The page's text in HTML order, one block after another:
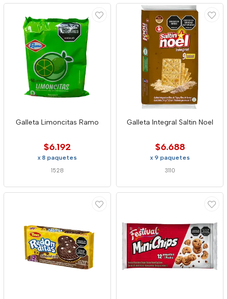
Galleta Limoncitas Ramo
$6.192
x 8 paquetes
1528
Galleta Integral Saltin Noel
$6.688
x 9 paquetes
3110